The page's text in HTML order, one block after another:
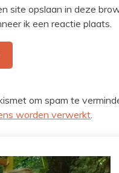
site opslaan in deze
ik een reactie plaats.
om spam te
worden verwerkt